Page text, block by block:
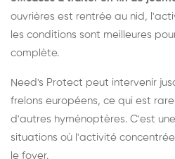
ouvrières est rentrée au nid,
les conditions sont meilleures
complète.
Need's Protect peut intervenir
frelons européens, ce qui est
d'autres hyménoptères. C'est
situations où l'activité
le foyer.